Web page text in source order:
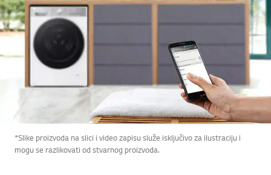
*Slike proizvoda na slici i video zapisu služe isključivo za ilustraciju i
mogu se razlikovati od stvarnog proizvoda.